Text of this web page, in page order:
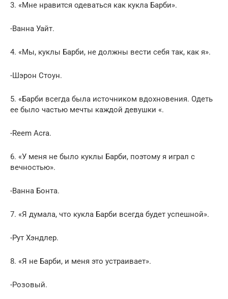
3. «Мне нравится одеваться как кукла Барби».
-Ванна Уайт.
4. «Мы, куклы Барби, не должны вести себя так, как я».
-Шэрон Стоун.
5. «Барби всегда была источником вдохновения. Одеть
ее было частью мечты каждой девушки «.
-Reem Acra.
6. «У меня не было куклы Барби, поэтому я играл с
вечностью».
-Ванна Бонта.
7. «Я думала, что кукла Барби всегда будет успешной».
-Рут Хэндлер.
8. «Я не Барби, и меня это устраивает».
-Розовый.